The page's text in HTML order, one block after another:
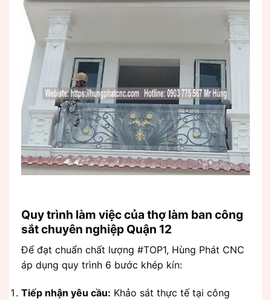
Quy trình làm việc của thợ làm ban công
sắt chuyên nghiệp Quận 12
Để đạt chuẩn chất lượng #TOP1, Hùng Phát CNC
áp dụng quy trình 6 bước khép kín:
Tiếp nhận yêu cầu: Khảo sát thực tế tại công